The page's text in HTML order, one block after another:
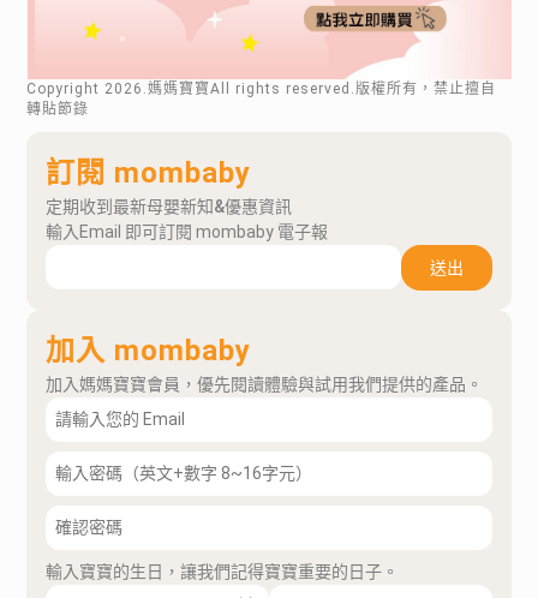
Copyright 2026 .媽媽寶寶All rights reserved.版權所有，禁止擅自
轉貼節錄
訂閱 mombaby
定期收到最新母嬰新知&優惠資訊
輸入Email 即可訂閱 mombaby 電子報
送出
加入 mombaby
加入媽媽寶寶會員，優先閱讀體驗與試用我們提供的產品。
輸入寶寶的生日，讓我們記得寶寶重要的日子。